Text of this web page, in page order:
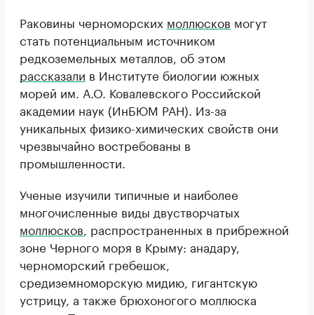
Раковины черноморских моллюсков могут
стать потенциальным источником
редкоземельных металлов, об этом
рассказали в Институте биологии южных
морей им. А.О. Ковалевского Российской
академии наук (ИнБЮМ РАН). Из-за
уникальных физико-химических свойств они
чрезвычайно востребованы в
промышленности.
Ученые изучили типичные и наиболее
многочисленные виды двустворчатых
моллюсков , распространенных в прибрежной
зоне Черного моря в Крыму: анадару,
черноморский гребешок,
средиземноморскую мидию, гигантскую
устрицу, а также брюхоногого моллюска